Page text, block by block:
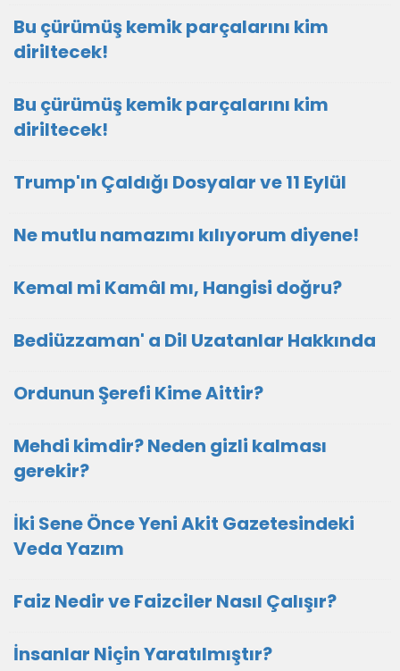
Bu çürümüş kemik parçalarını kim
diriltecek!
Bu çürümüş kemik parçalarını kim
diriltecek!
Trump'ın Çaldığı Dosyalar ve 11 Eylül
Ne mutlu namazımı kılıyorum diyene!
Kemal mi Kamâl mı, Hangisi doğru?
Bediüzzaman' a Dil Uzatanlar Hakkında
Ordunun Şerefi Kime Aittir?
Mehdi kimdir? Neden gizli kalması
gerekir?
İki Sene Önce Yeni Akit Gazetesindeki
Veda Yazım
Faiz Nedir ve Faizciler Nasıl Çalışır?
İnsanlar Niçin Yaratılmıştır?